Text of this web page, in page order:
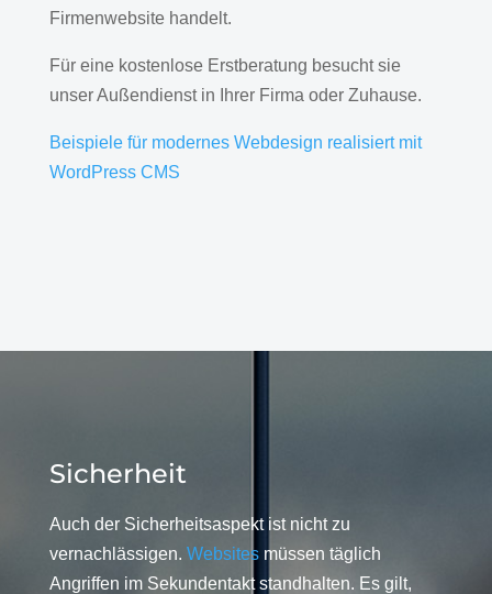
Firmenwebsite handelt.
Für eine kostenlose Erstberatung besucht sie
unser Außendienst in Ihrer Firma oder Zuhause.
Beispiele für modernes Webdesign realisiert mit
WordPress CMS
Sicherheit
Auch der Sicherheitsaspekt ist nicht zu
vernachlässigen. Websitesmüssen täglich
Angriffen im Sekundentakt standhalten. Es gilt,